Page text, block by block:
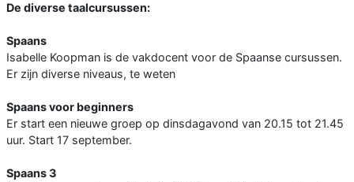
De diverse taalcursussen:
Spaans
Isabelle Koopman is de vakdocent voor de Spaanse cursussen.
Er zijn diverse niveaus, te weten
Spaans voor beginners
Er start een nieuwe groep op dinsdagavond van 20.15 tot 21.45
uur. Start 17 september.
Spaans 3